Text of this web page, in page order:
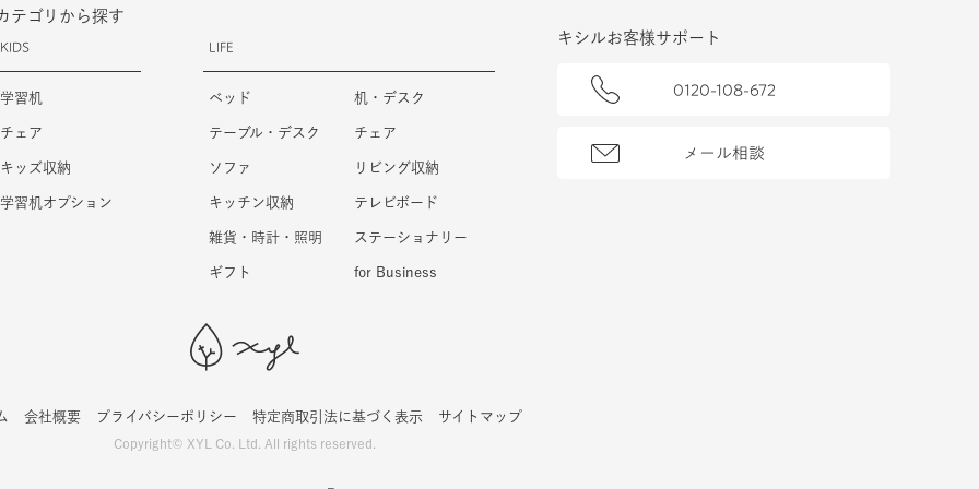
テゴリから探す
KIDS
学習机
チェア
キッズ収納
学習机オプション
LIFE
ベッド 机・デスク
テーブル・デスク チェア
ソファ リビング収納
キッチン収納 テレビボード
雑貨・時計・照明 ステーショナリー
ギフト for Business
キシルお客様サポート
0120-108-672
メール相談
会社概要 プライバシーポリシー 特定商取引法に基づく表示 サイトマップ
Copyright© XYL Co. Ltd. All rights reserved.